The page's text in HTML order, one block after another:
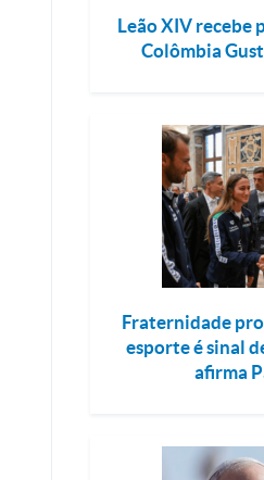
Leão XIV recebe
Colômbia
Fraternidade
esporte é sinal
afirma